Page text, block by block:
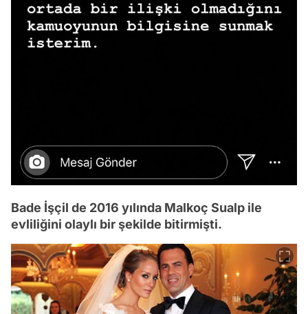
Bade İşçil de 2016 yılında Malkoç Sualp ile
evliliğini olaylı bir şekilde bitirmişti.